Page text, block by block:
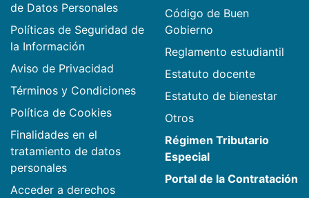
de Datos Personales
Políticas de Seguridad de
la Información
Aviso de Privacidad
Términos y Condiciones
Política de Cookies
Finalidades en el
tratamiento de datos
personales
Acceder a derechos
Código de Buen
Gobierno
Reglamento estudiantil
Estatuto docente
Estatuto de bienestar
Otros
Régimen Tributario
Especial
Portal de la Contratación